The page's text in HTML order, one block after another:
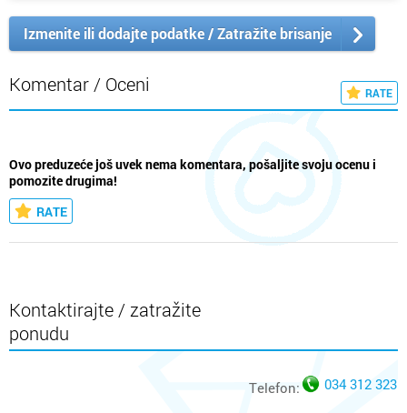
Izmenite ili dodajte podatke / Zatražite brisanje
Komentar / Oceni RATE
Ovo preduzeće još uvek nema komentara, pošaljite svoju ocenu i
pomozite drugima!
RATE
Kontaktirajte / zatražite
ponudu
Telefon: 034 312 323